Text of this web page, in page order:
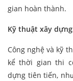
gian hoàn thành.
Kỹ thuật xây
Công nghệ và kỹ
kể thời gian thi
dựng tiên tiến,